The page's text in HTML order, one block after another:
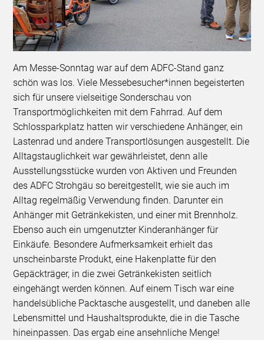
Am Messe-Sonntag war auf dem ADFC-Stand ganz
schön was los. Viele Messebesucher*innen begeisterten
sich für unsere vielseitige Sonderschau von
Transportmöglichkeiten mit dem Fahrrad. Auf dem
Schlossparkplatz hatten wir verschiedene Anhänger, ein
Lastenrad und andere Transportlösungen ausgestellt. Die
Alltagstauglichkeit war gewährleistet, denn alle
Ausstellungsstücke wurden von Aktiven und Freunden
des ADFC Strohgäu so bereitgestellt, wie sie auch im
Alltag regelmäßig Verwendung finden. Darunter ein
Anhänger mit Getränkekisten, und einer mit Brennholz.
Ebenso auch ein umgenutzter Kinderanhänger für
Einkäufe. Besondere Aufmerksamkeit erhielt das
unscheinbarste Produkt, eine Hakenplatte für den
Gepäckträger, in die zwei Getränkekisten seitlich
eingehängt werden können. Auf einem Tisch war eine
handelsübliche Packtasche ausgestellt, und daneben alle
Lebensmittel und Haushaltsprodukte, die in die Tasche
hineinpassen. Das ergab eine ansehnliche Menge!